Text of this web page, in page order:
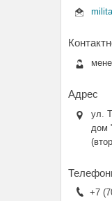
ул.
дом
+7